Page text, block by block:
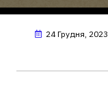
24 Грудня, 2023